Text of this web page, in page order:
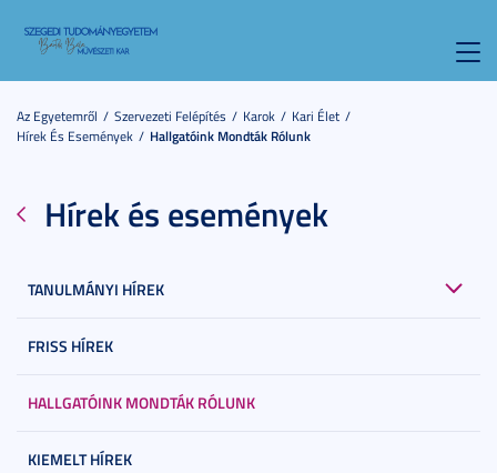
Az Egyetemről Szervezeti Felépítés Karok
Kari Élet
Hírek És Események
Hallgatóink Mondták Rólunk
Hírek és események
TANULMÁNYI HÍREK
FRISS HÍREK
HALLGATÓINK MONDTÁK RÓLUNK
KIEMELT HÍREK